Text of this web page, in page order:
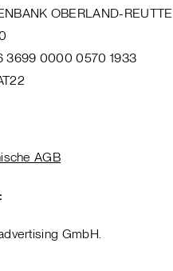
OBERLAND-REUTTE
3699 0000 0570 1933
AGB
GmbH.